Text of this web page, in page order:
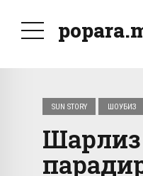
SUN STORY ШОУБИЗ